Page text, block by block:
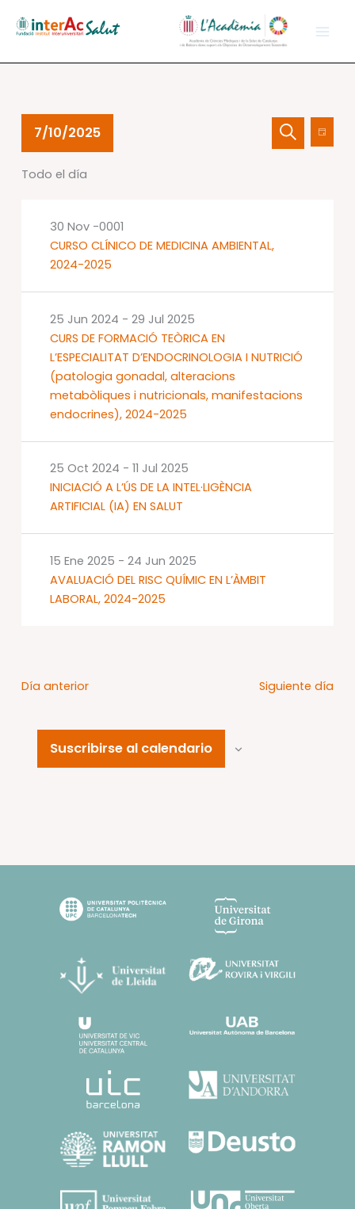
Eventos
Jul
Navegación
deBuscar
de
Día
7/10/2025
la
Todo el día
CURSO CLÍNICO DE MEDICINA AMBIENTAL,
2024-2025
30 Nov -0001
CURS DE FORMACIÓ TEÒRICA EN
L’ESPECIALITAT D’ENDOCRINOLOGIA I NUTRICIÓ
(patologia gonadal, alteracions
metabòliques i nutricionals, manifestacions
endocrines), 2024-2025
25 Jun 2024 - 29 Jul 2025
INICIACIÓ A L’ÚS DE LA INTEL·LIGÈNCIA
ARTIFICIAL (IA) EN SALUT
25 Oct 2024 - 11 Jul 2025
AVALUACIÓ DEL RISC QUÍMIC EN L’ÀMBIT
LABORAL, 2024-2025
15 Ene 2025 - 24 Jun 2025
Día anterior Siguiente día
Suscribirse al calendario